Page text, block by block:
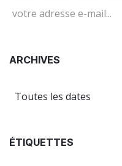
ARCHIVES
ÉTIQUETTES